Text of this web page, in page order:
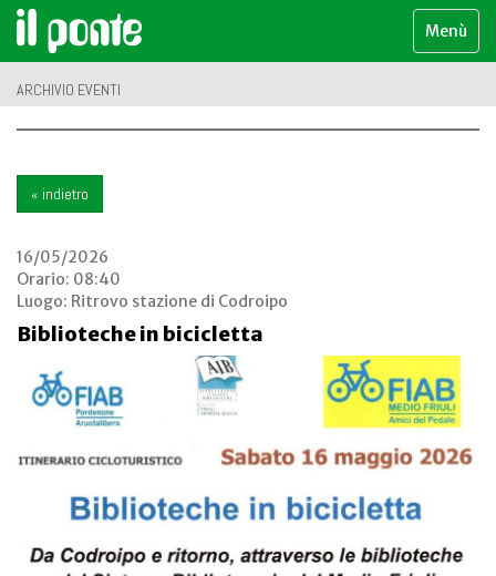
Menù
ARCHIVIO EVENTI
« indietro
16/05/2026
Orario: 08:40
Luogo: Ritrovo stazione di Codroipo
Biblioteche in bicicletta